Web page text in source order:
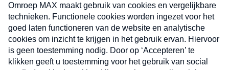
CONTACT
Volg ons op